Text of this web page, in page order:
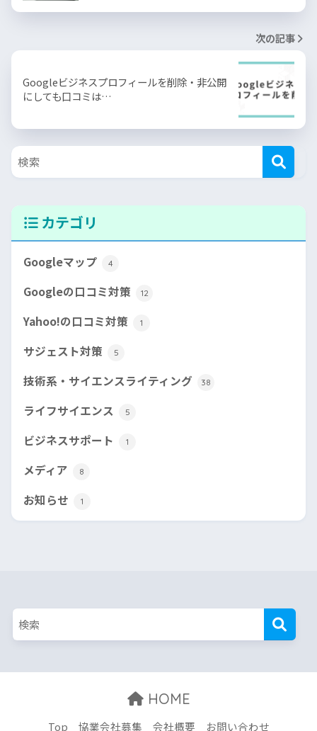
次の記事
Googleビジネスプロフィールを削除・非公開
にしても口コミは…
カテゴリ
Googleマップ 4
Googleの口コミ対策 12
Yahoo!の口コミ対策 1
サジェスト対策 5
技術系・サイエンスライティング 38
ライフサイエンス 5
ビジネスサポート 1
メディア 8
お知らせ 1
HOME
Top 協業会社募集 会社概要 お問い合わせ